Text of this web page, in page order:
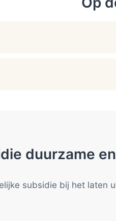
duurzame
subsidie bij het laten